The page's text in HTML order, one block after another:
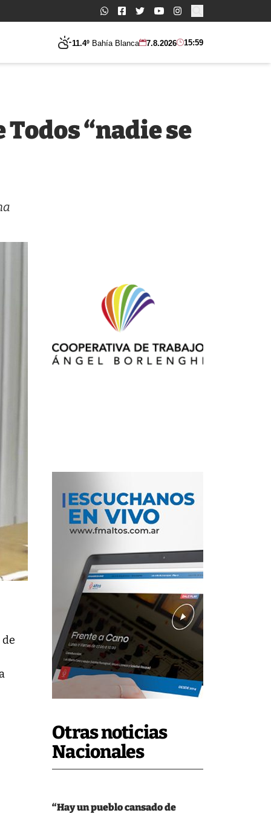
Buscar:
11.4º Bahía Blanca 7.8.2026 15:59
Otras noticias
Nacionales
“Hay un pueblo cansado de
“nadie se